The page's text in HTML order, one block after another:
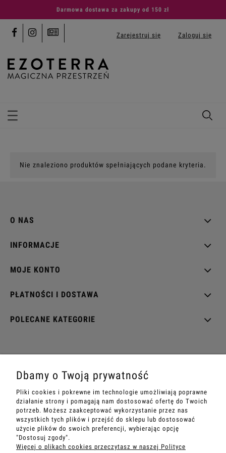
Darmowa dostawa za zakupy od 150 zł
Zarejestruj się Zaloguj się
Nie znaleziono produktów spełniających podane kryteria.
O NAS
INFORMACJE
MOJE KONTO
PŁATNOŚCI I DOSTAWA
POLECANE KATEGORIE
EZOTERRA shop
ul. Rynek Wieluński 28
42-202 Częstochowa
Sandra+48 534 199 007
e-mail:sklep@ezoterra.pl
www.ezoterra.pl
Dbamy o Twoją prywatność
Pliki cookies i pokrewne im technologie umożliwiają poprawne
działanie strony i pomagają nam dostosować ofertę do Twoich
potrzeb. Możesz zaakceptować wykorzystanie przez nas
wszystkich tych plików i przejść do sklepu lub dostosować
użycie plików do swoich preferencji, wybierając opcję
"Dostosuj zgody".
Więcej o plikach cookies przeczytasz w naszej Polityce